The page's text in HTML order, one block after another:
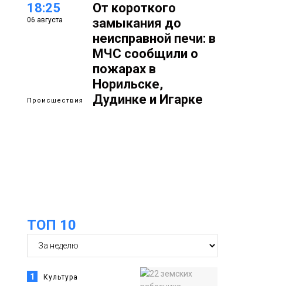
18:25
06 августа
Происшествия
От короткого
замыкания до
неисправной печи: в
МЧС сообщили о
пожарах в
Норильске,
Дудинке и Игарке
17:21
Культура
Афиша 7–14 августа
ТОП 10
1 Культура